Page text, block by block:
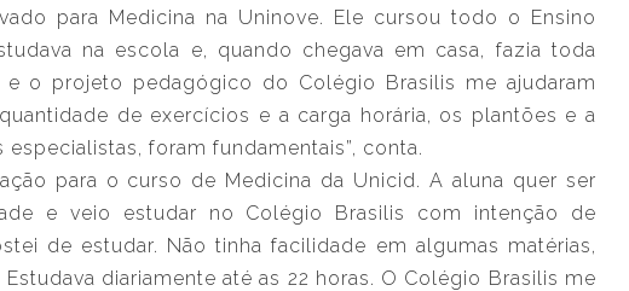
para Medicina na Uninove. Ele cursou todo o Ensino
na escola e, quando chegava em casa, fazia toda
e o projeto pedagógico do Colégio Brasilis me ajudaram
de exercícios e a carga horária, os plantões e a
foram fundamentais”, conta.
para o curso de Medicina da Unicid. A aluna quer ser
e veio estudar no Colégio Brasilis com intenção de
de estudar. Não tinha facilidade em algumas matérias,
diariamente até as 22 horas. O Colégio Brasilis me